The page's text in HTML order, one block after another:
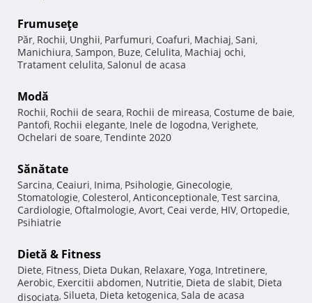
Frumuseţe
Păr, Rochii, Unghii, Parfumuri, Coafuri, Machiaj, Sani,
Manichiura, Sampon, Buze, Celulita, Machiaj ochi,
Tratament celulita, Salonul de acasa
Modă
Rochii, Rochii de seara, Rochii de mireasa, Costume de baie,
Pantofi, Rochii elegante, Inele de logodna, Verighete,
Ochelari de soare, Tendinte 2020
Sănătate
Sarcina, Ceaiuri, Inima, Psihologie, Ginecologie,
Stomatologie, Colesterol, Anticonceptionale, Test sarcina,
Cardiologie, Oftalmologie, Avort, Ceai verde, HIV, Ortopedie,
Psihiatrie
Dietă & Fitness
Diete, Fitness, Dieta Dukan, Relaxare, Yoga, Intretinere,
Aerobic, Exercitii abdomen, Nutritie, Dieta de slabit, Dieta
disociata, Silueta, Dieta ketogenica, Sala de acasa